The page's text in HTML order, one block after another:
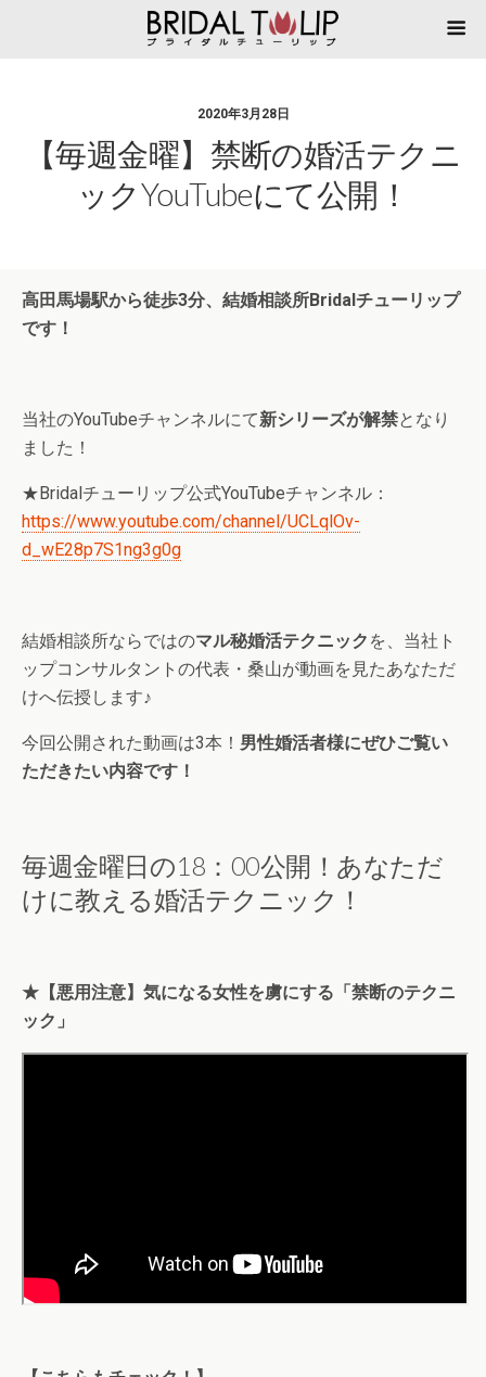
2020年3月28日
【毎週金曜】禁断の婚活テクニ
ックYouTubeにて公開！
高田馬場駅から徒歩3分、結婚相談所Bridalチューリップ
です！
当社のYouTubeチャンネルにて新シリーズが解禁となり
ました！
★Bridalチューリップ公式YouTubeチャンネル：
https://www.youtube.com/channel/UCLqlOv-
d_wE28p7S1ng3g0g
結婚相談所ならではのマル秘婚活テクニック を、当社ト
ップコンサルタントの代表・桑山が動画を見たあなただ
けへ伝授します♪
今回公開された動画は3本！ 男性婚活者様にぜひご覧い
ただきたい内容です！
毎週金曜日の18：00公開！あなただ
けに教える婚活テクニック！
★【悪用注意】気になる女性を虜にする「禁断のテクニ
ック」